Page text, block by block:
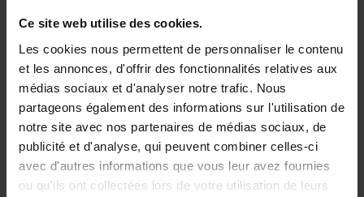
Ce site web utilise des cookies.
Les cookies nous permettent de personnaliser le contenu
et les annonces, d'offrir des fonctionnalités relatives aux
médias sociaux et d'analyser notre trafic. Nous
partageons également des informations sur l'utilisation de
notre site avec nos partenaires de médias sociaux, de
publicité et d'analyse, qui peuvent combiner celles-ci
avec d'autres informations que vous leur avez fournies
ou qu'ils ont collectées lors de votre utilisation de leurs
Building Bonds = Building
Business
Jochen Roef Jozefien De Feyter
Carolien Boom
Couverture souple
2025 200
€29,99